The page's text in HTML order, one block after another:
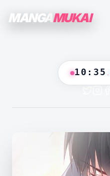
MANGA MUKAI
10 : 35